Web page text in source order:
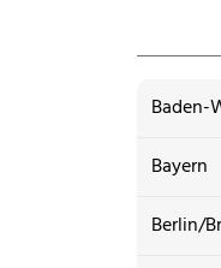
Baden-
Bayern
Berlin/